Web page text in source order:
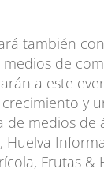
también con
medios de
a este
y
de medios de
Frutas &